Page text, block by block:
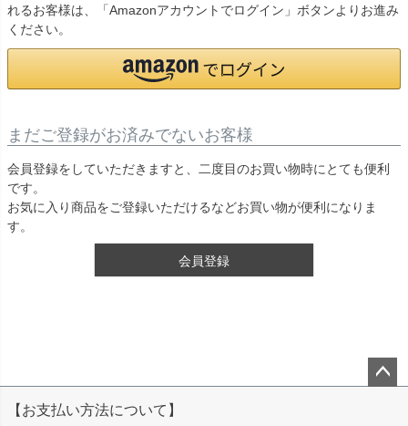
れるお客様は、「Amazonアカウントでログイン」ボタンよりお進み
ください。
まだご登録がお済みでないお客様
会員登録をしていただきますと、二度目のお買い物時にとても便利
です。
お気に入り商品をご登録いただけるなどお買い物が便利になりま
す。
会員登録
【お支払い方法について】